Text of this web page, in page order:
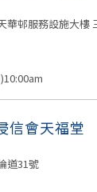
華邨服務設施大樓
信會天福堂
道31號